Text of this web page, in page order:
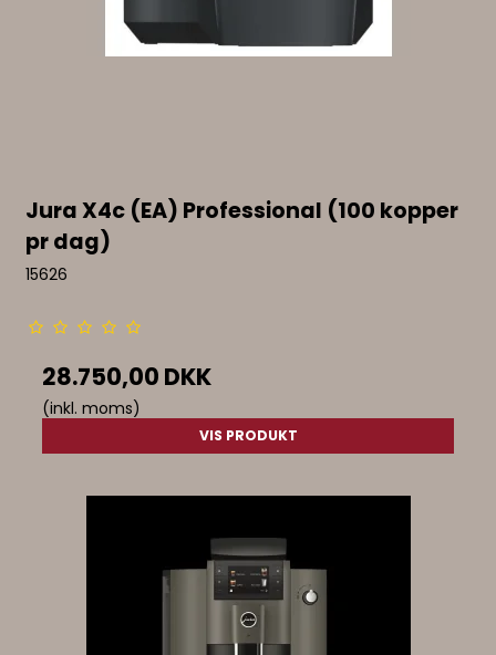
Jura X4c (EA) Professional (100 kopper
pr dag)
15626
28.750,00 DKK
(inkl. moms)
VIS PRODUKT